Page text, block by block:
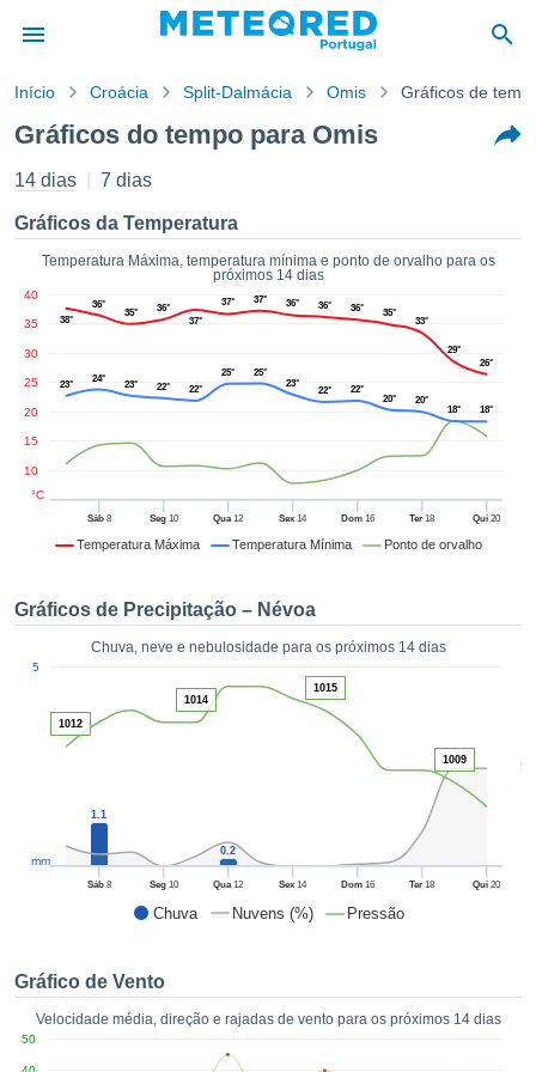
da
foi
por
para
que as
qualidade.
a este
das
e
forma
digital
de alta
o
no
como
CONTINUAR
Início Croácia Split-Dalmácia Omis Gráficos de
Gráficos do tempo para Omis
14 dias 7 dias
Gráficos da Temperatura
Temperatura Máxima, temperatura mínima e ponto de orvalho para os
próximos 14 dias
Temperatura Máxima Temperatura Mínima Ponto de orvalho
Sáb8 Seg10 Qua12 Sex 14 Dom16 Ter 18 Qui 20
10
15
20
25
30
35
40
°C
38°
36°
35°
36°
37°
37° 37° 36° 36° 36° 35°
33°
29°
26°
23°
24°
23° 22° 22°
25°
25°
23°
22°
22°
20°
20°
18°
18°
Gráficos de Precipitação – Névoa
Chuva, neve e nebulosidade para os próximos 14 dias
Chuva Nuvens (%) Pressão
50
Sáb8 Seg10 Qua12 Sex 14 Dom16 Ter 18 Qui 20
5
mm
1.1
0.2
1012
1014
1015
1009
Gráfico de Vento
Velocidade média, direção e rajadas de vento para os próximos 14 dias
50